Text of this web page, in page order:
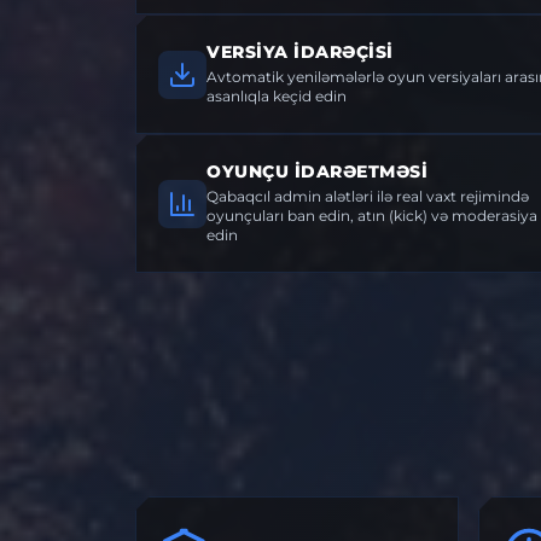
VERSIYA İDARƏÇISI
Avtomatik yeniləmələrlə oyun versiyaları
asanlıqla keçid edin
OYUNÇU İDARƏETMƏSI
Qabaqcıl admin alətləri ilə real vaxt rejimində
oyunçuları ban edin, atın (kick) və moderasiya
edin